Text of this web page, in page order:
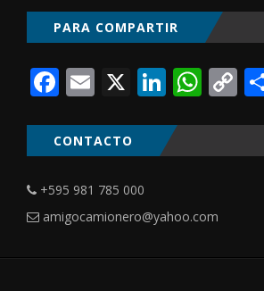
PARA COMPARTIR
Facebook
Email
X
CONTACTO
+595 981 785 000
amigocamionero@yahoo.com